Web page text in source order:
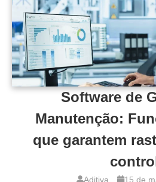
Software de
Manutenção:
que garantem
Aditiva 15 de